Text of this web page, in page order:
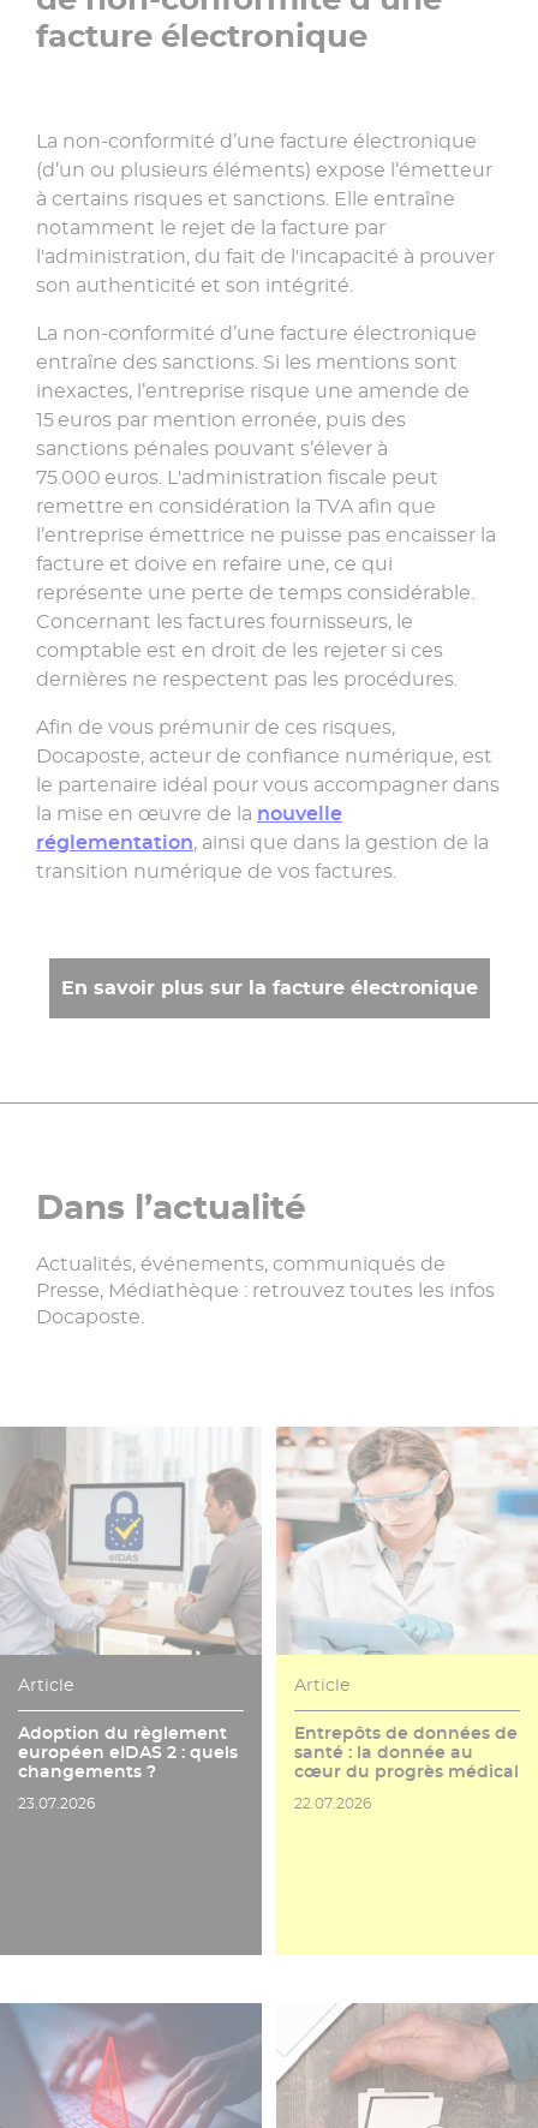
facture électronique
La non-conformité d’une facture électronique
(d’un ou plusieurs éléments) expose l’émetteur
à certains risques et sanctions. Elle entraîne
notamment le rejet de la facture par
l'administration, du fait de l'incapacité à prouver
son authenticité et son intégrité.
La non-conformité d’une facture électronique
entraîne des sanctions. Si les mentions sont
inexactes, l’entreprise risque une amende de
15 euros par mention erronée, puis des
sanctions pénales pouvant s’élever à
75.000 euros. L'administration fiscale peut
remettre en considération la TVA afin que
l’entreprise émettrice ne puisse pas encaisser la
facture et doive en refaire une, ce qui
représente une perte de temps considérable.
Concernant les factures fournisseurs, le
comptable est en droit de les rejeter si ces
dernières ne respectent pas les procédures.
Afin de vous prémunir de ces risques,
Docaposte, acteur de confiance numérique, est
le partenaire idéal pour vous accompagner dans
la mise en œuvre de la nouvelle
réglementation, ainsi que dans la gestion de la
transition numérique de vos factures.
En savoir plus sur la facture électronique
Dans l’actualité
Actualités, événements, communiqués de
Presse, Médiathèque : retrouvez toutes les infos
Docaposte.
Article
Adoption du règlement
européen eIDAS 2 : quels
changements ?
Date de publication
23.07.2026
Article
Entrepôts de données de
santé : la donnée au
cœur du progrès médical
Date de publication
22.07.2026